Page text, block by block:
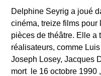
Delphine Seyrig a joué
cinéma, treize films pour
pièces de théâtre. Elle a
réalisateurs, comme
Joseph Losey, Jacques
mort  le 16 octobre